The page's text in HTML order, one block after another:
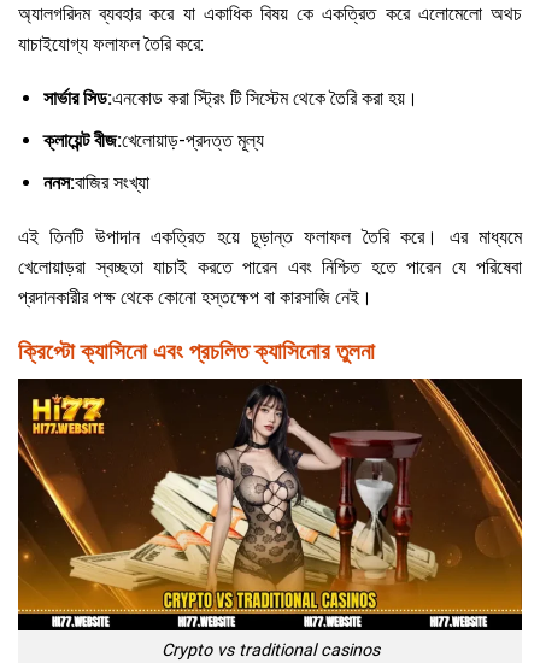
অ্যালগরিদম ব্যবহার করে যা একাধিক বিষয় কে একত্রিত করে এলোমেলো অথচ
যাচাইযোগ্য ফলাফল তৈরি করে:
সার্ভার সিড:এনকোড করা স্ট্রিং টি সিস্টেম থেকে তৈরি করা হয়।
ক্লায়েন্ট বীজ:খেলোয়াড়-প্রদত্ত মূল্য
ননস:বাজির সংখ্যা
এই তিনটি উপাদান একত্রিত হয়ে চূড়ান্ত ফলাফল তৈরি করে। এর মাধ্যমে
খেলোয়াড়রা স্বচ্ছতা যাচাই করতে পারেন এবং নিশ্চিত হতে পারেন যে পরিষেবা
প্রদানকারীর পক্ষ থেকে কোনো হস্তক্ষেপ বা কারসাজি নেই।
ক্রিপ্টো ক্যাসিনো এবং প্রচলিত ক্যাসিনোর তুলনা
Crypto vs traditional casinos